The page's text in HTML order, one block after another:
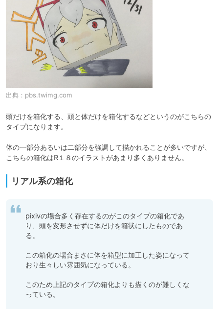
出典： pbs.twimg.com
頭だけを箱化する、頭と体だけを箱化するなどというのがこちらの
タイプになります。
体の一部分あるいは二部分を強調して描かれることが多いですが、
リアル系の箱化
pixivの場合多く存在するのがこのタイプの箱化であ
り、頭を変形させずに体だけを箱状にしたものであ
る。
この箱化の場合まさに体を箱型に加工した姿になって
おり生々しい雰囲気になっている。
このため上記のタイプの箱化よりも描くのが難しくな
っている。